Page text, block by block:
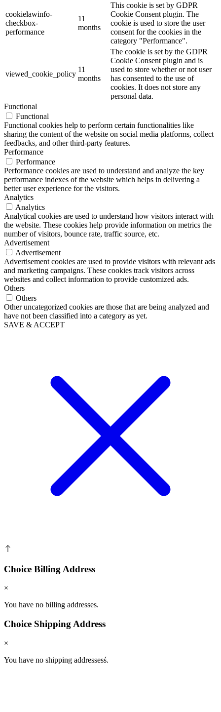
cookielawinfo-
checkbox-
performance
11
months
This cookie is set by GDPR
Cookie Consent plugin. The
cookie is used to store the user
consent for the cookies in the
category "Performance".
viewed_cookie_policy
11
months
The cookie is set by the GDPR
Cookie Consent plugin and is
used to store whether or not user
has consented to the use of
cookies. It does not store any
personal data.
Functional
Functional
Functional cookies help to perform certain functionalities like
sharing the content of the website on social media platforms, collect
feedbacks, and other third-party features.
Performance
Performance
Performance cookies are used to understand and analyze the key
performance indexes of the website which helps in delivering a
better user experience for the visitors.
Analytics
Analytics
Analytical cookies are used to understand how visitors interact with
the website. These cookies help provide information on metrics the
number of visitors, bounce rate, traffic source, etc.
Advertisement
Advertisement
Advertisement cookies are used to provide visitors with relevant ads
and marketing campaigns. These cookies track visitors across
websites and collect information to provide customized ads.
Others
Others
Other uncategorized cookies are those that are being analyzed and
have not been classified into a category as yet.
SAVE & ACCEPT
Choice Billing Address
×
You have no billing addresses.
Choice Shipping Address
×
You have no shipping addressesś.